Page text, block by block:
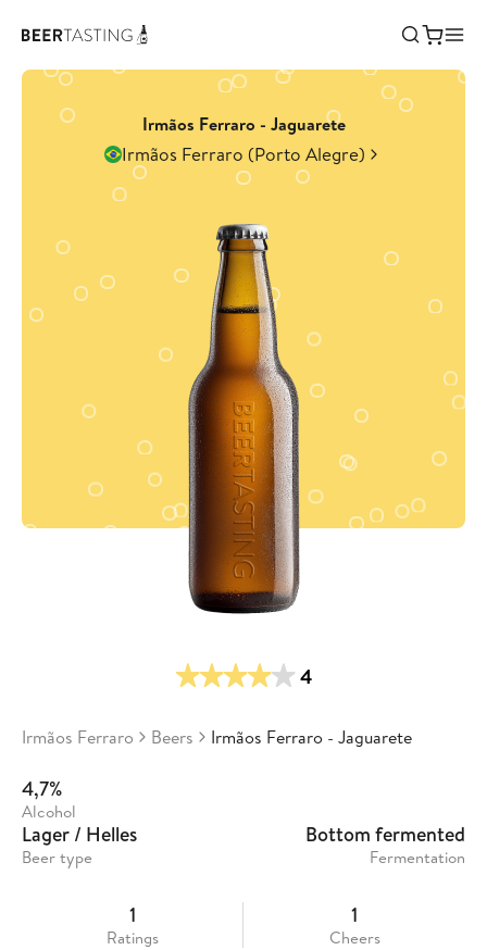
Irmãos Ferraro - Jaguarete
Irmãos Ferraro (Porto Alegre)
4
Irmãos Ferraro Beers Irmãos Ferraro - Jaguarete
4,7%
Alcohol
Lager / Helles
Beer type
Bottom fermented
Fermentation
1
Ratings
1
Cheers